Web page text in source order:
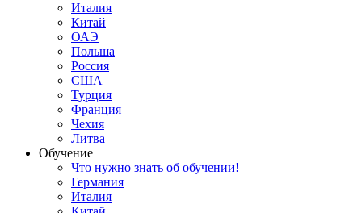
Италия
Китай
ОАЭ
Польша
Россия
США
Турция
Франция
Чехия
Литва
Обучение
Что нужно знать об обучении!
Германия
Италия